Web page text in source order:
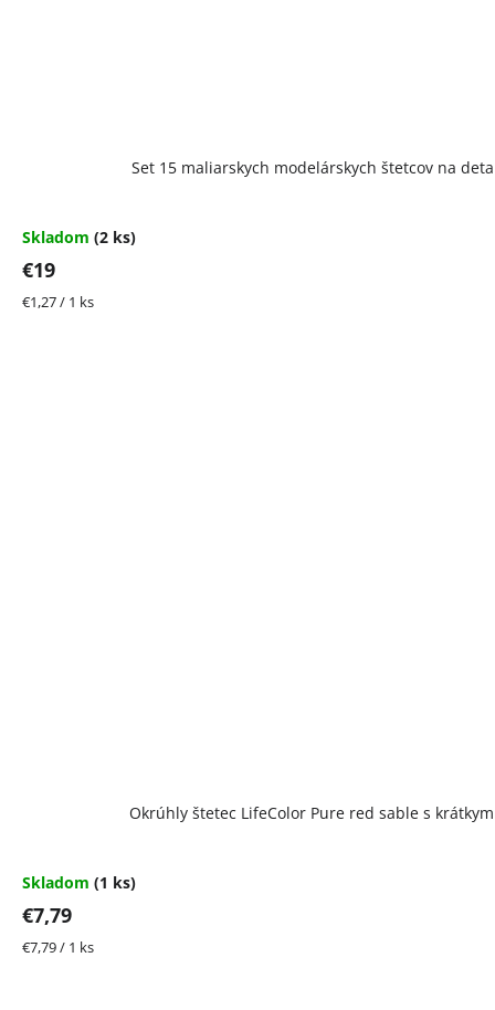
Set 15 maliarskych modelárskych štetcov na
Skladom (2 ks)
€19
Jednotková
€1,27 / 1 ks
Okrúhly štetec LifeColor Pure red sable s
Skladom (1 ks)
€7,79
Jednotková
€7,79 / 1 ks